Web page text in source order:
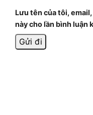
Lưu tên của tôi,
này cho lần bình luận